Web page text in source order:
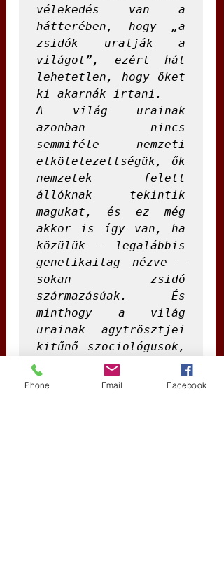
vélekedés van a
hátterében, hogy „a
zsidók uralják a
világot”, ezért hát
lehetetlen, hogy őket
ki akarnák irtani.
A világ urainak
azonban nincs
semmiféle nemzeti
elkötelezettségük, ők
nemzetek felett
állóknak tekintik
magukat, és ez még
akkor is így van, ha
közülük – legalábbis
genetikailag nézve –
sokan zsidó
származásúak. És
minthogy a világ
urainak agytrösztjei
kitűnő szociológusok,
nagyon jól ismerik az
imént idézett
Phone Email Facebook